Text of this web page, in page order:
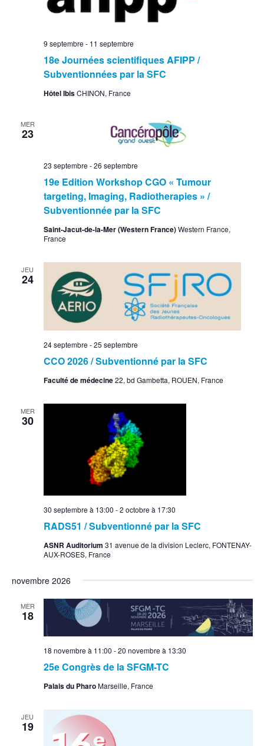
18e Journées scientifiques AFIPP /
Subventionnées par la SFC
9 septembre - 11 septembre
Hôtel IbisCHINON, France
MER
23
19e Edition Workshop CGO « Tumour
targeting, Imaging, Radiotherapies » /
Subventionnée par la SFC
23 septembre -26 septembre
Saint-Jacut-de-la-Mer (Western France)Western France,
France
JEU
24
CCO 2026 / Subventionné par la SFC
24 septembre -25 septembre
Faculté de médecine22, bd Gambetta, ROUEN, France
MER
30
RADS51 / Subventionné par la SFC
30 septembre à 13:00 -2 octobre à 17:30
ASNR Auditorium 31 avenue de la division Leclerc, FONTENAY-
AUX-ROSES, France
novembre 2026
MER
18
25e Congrès de la SFGM-TC
18 novembre à 11:00 -20 novembre à 13:30
Palais du PharoMarseille, France
JEU
19